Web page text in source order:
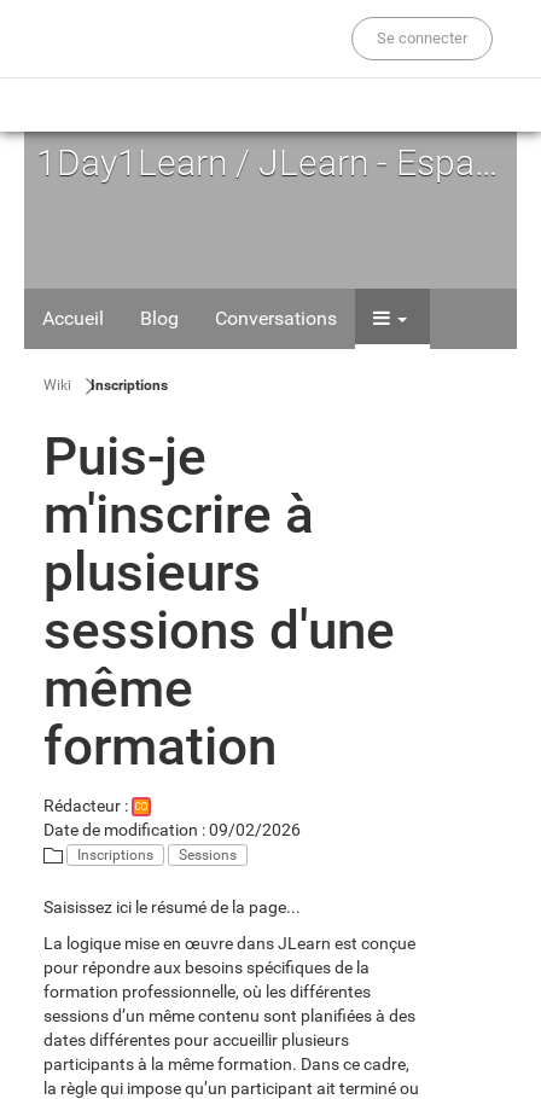
Se connecter
1Day1Learn / JLearn - Espace d'Auto-formation
Accueil Blog Conversations
Wiki Inscriptions
Puis-je
m'inscrire à
plusieurs
sessions d'une
même
formation
Rédacteur : CO
Date de modification : 09/02/2026
Inscriptions Sessions
Saisissez ici le résumé de la page...
La logique mise en œuvre dans JLearn est conçue
pour répondre aux besoins spécifiques de la
formation professionnelle, où les différentes
sessions d’un même contenu sont planifiées à des
dates différentes pour accueillir plusieurs
participants à la même formation. Dans ce cadre,
la règle qui impose qu’un participant ait terminé ou